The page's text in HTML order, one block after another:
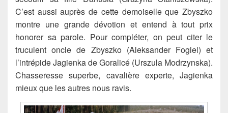
C’est aussi auprès de cette demoiselle que Zbyszko
montre une grande dévotion et entend à tout prix
honorer sa parole. Pour compléter, on peut citer le
truculent oncle de Zbyszko (Aleksander Fogiel) et
l’intrépide Jagienka de Goralicé (Urszula Modrzynska).
Chasseresse superbe, cavalière experte, Jagienka
mieux que les autres nous ravis.